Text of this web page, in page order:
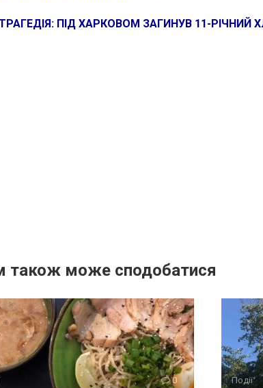
ПІД ХАРКОВОМ ЗАГИНУВ 11-РІЧНИЙ
також може сподобатися
0 Події